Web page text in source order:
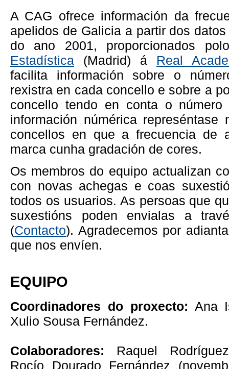
A CAG ofrece información da
apelidos de Galicia a partir dos
do ano 2001, proporcionados
Estadística (Madrid) á Real
facilita información sobre o
rexistra en cada concello e sobre a
concello tendo en conta o
información númérica
concellos en que a frecuencia de
marca cunha gradación de cores.
Os membros do equipo actualizan
con novas achegas e coas
todos os usuarios. As persoas que
suxestións poden envialas a
(Contacto). Agradecemos por
que nos envíen.
EQUIPO
Coordinadores do proxecto: Ana
Xulio Sousa Fernández.
Colaboradores: Raquel
Rocío Dourado Fernández